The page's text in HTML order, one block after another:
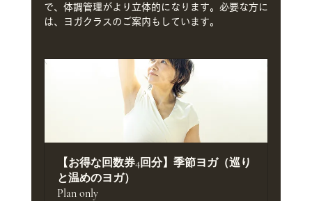
で、体調管理がより立体的になります。必要な方に
は、ヨガクラスのご案内もしています。
【お得な回数券4回分】季節ヨガ（巡り
と温めのヨガ）
Plan only